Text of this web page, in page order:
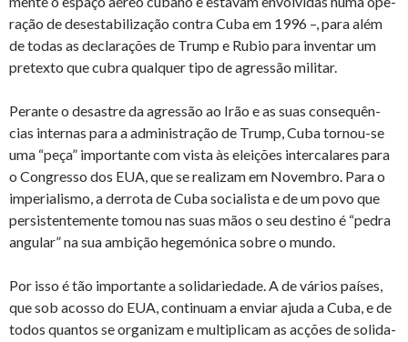
ração de de­ses­ta­bi­li­zação contra Cuba em 1996 –, para além
de todas as de­cla­ra­ções de Trump e Rubio para in­ventar um
pre­texto que cubra qual­quer tipo de agressão mi­litar.
Pe­rante o de­sastre da agressão ao Irão e as suas con­sequên­
cias in­ternas para a ad­mi­nis­tração de Trump, Cuba tornou-se
uma “peça” im­por­tante com vista às elei­ções in­ter­ca­lares para
o Con­gresso dos EUA, que se re­a­lizam em No­vembro. Para o
im­pe­ri­a­lismo, a der­rota de Cuba so­ci­a­lista e de um povo que
per­sis­ten­te­mente tomou nas suas mãos o seu des­tino é “pedra
an­gular” na sua am­bição he­ge­mó­nica sobre o mundo.
Por isso é tão im­por­tante a so­li­da­ri­e­dade. A de vá­rios países,
que sob acosso do EUA, con­ti­nuam a en­viar ajuda a Cuba, e de
todos quantos se or­ga­nizam e mul­ti­plicam as ac­ções de so­li­da­